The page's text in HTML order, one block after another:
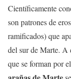
Científicamente
son patrones de
ramificados) que
del sur de Marte. A
que se forman por